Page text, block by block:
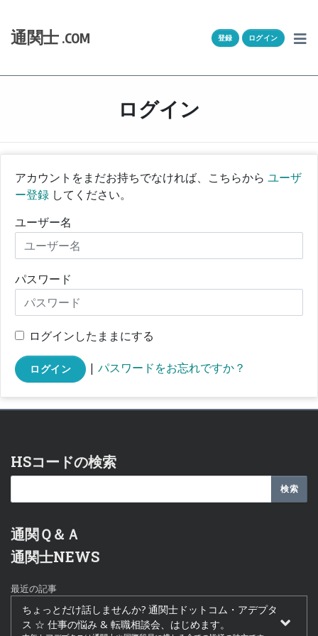
通関士 .COM 登録 ログイン
ログイン
アカウントをまだお持ちでなければ、こちらから ユーザ
ー登録 してください。
ユーザー名
パスワード
ログインしたままにする
ログイン | パスワードをお忘れですか？
HSコードの検索
通関Ｑ＆Ａ
通関士NEWS
最近の記事
ちょっとだけ話しませんか? 通関士ドットコム・アデプタ
ス ☆ 仕事の悩み & 転職相談会、はじめます。
HSコード
ユーザー登録